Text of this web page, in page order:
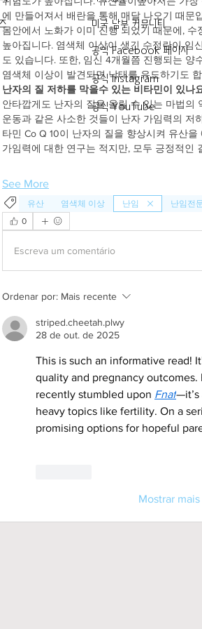
에 만들어져서 배란을 통해 매달 나오기 때문
몸안에서 노화가 이미 진행 되었기 때문에,
높아집니다. 염색체 이상이 생긴 수정란이 임
도 있습니다. 또한, 임신 4개월쯤 진행되는
염색체 이상이 발견되면 낙태를 유도하기도
난자의 질 저하를 막을수 있는 비타민이 있나
안타깝게도 난자의 질을 올릴 수 있는 마법의
운동과 같은 사소한 것들이 난자 가임력의 저
타민 Co Q 10이 난자의 질을 향상시켜 유산
가임력에 대한 연구는 적지만, 모두 긍정적인
See More
유산 염색체 이상 난임 난임전
0
Escreva um comentário
Ordenar por: Mais recente
striped.cheetah.plwy
28 de out. de 2025
This is such an informative read!
quality and pregnancy
recently stumbled upon Fnaf—it’s
heavy topics like fertility. On a
promising options for hopeful
Mostrar
미국 남부 커뮤니티
공식 Facebook 페이지
공식 Instagram
공식 YouTube